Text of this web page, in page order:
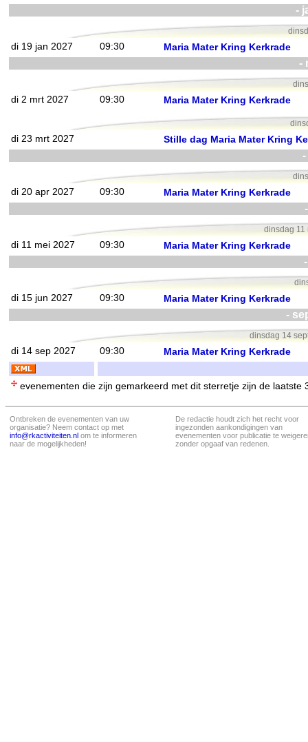
-
di 19 jan 2027 09:30 Maria Mater Kring Kerkrade
-
di 2 mrt 2027 09:30 Maria Mater Kring Kerkrade
di 23 mrt 2027 Stille dag Maria Mater Kring
di 20 apr 2027 09:30 Maria Mater Kring Kerkrade
dinsdag 11
di 11 mei 2027 09:30 Maria Mater Kring Kerkrade
di 15 jun 2027 09:30 Maria Mater Kring Kerkrade
-
dinsdag 14
di 14 sep 2027 09:30 Maria Mater Kring Kerkrade
evenementen die zijn gemarkeerd met dit sterretje zijn de laatste
Ontbreken de evenementen van uw
organisatie? Neem contact op met
info@rkactiviteiten.nl om te informeren
naar de mogelijkheden!
De redactie houdt zich het recht voor
ingezonden aankondigingen van
evenementen voor publicatie te
zonder opgaaf van redenen.